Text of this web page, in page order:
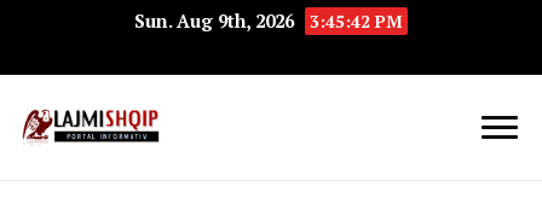
Sun. Aug 9th, 2026 3:45:42 PM